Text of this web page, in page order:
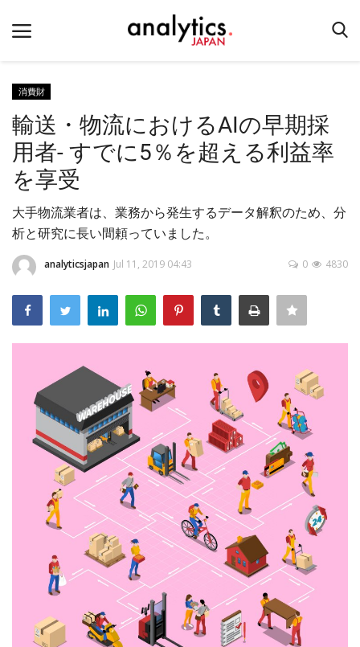
ホーム
お問い合わせ
テクノロジー
産業
イベント
教育
企業リンク
消費財
輸送・物流におけるAIの早期採
用者- すでに5％を超える利益率
を享受
大手物流業者は、業務から発生するデータ解釈のため、分
析と研究に長い間頼っていました。
analyticsjapan Jul 11, 2019 04:43 4830
0